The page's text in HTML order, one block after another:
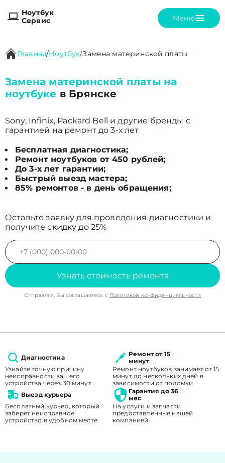
Ноутбук
Сервис
Меню
Главная/Ноутбук/Замена материнской платы
Замена материнской платы на
ноутбуке в Брянске
Sony, Infinix, Packard Bell и другие бренды с
гарантией на ремонт до 3-х лет
Бесплатная диагностика;
Ремонт ноутбуков от 450 рублей;
До 3-х лет гарантии;
Быстрый выезд мастера;
85% ремонтов - в день обращения;
Оставьте заявку для проведения диагностики и
получите скидку до 25%
Узнать стоимость ремонта
Отправляя, Вы соглашаетесь с Политикой конфиденциальности
Диагностика
Узнайте точную причину
неисправности вашего
устройства через 30 минут
Ремонт от 15
минут
Ремонт ноутбуков занимает от 15
минут до нескольких дней в
зависимости от поломки
Выезд курьера
Бесплатный курьер, который
заберет неисправное
устройство в удобном месте.
Гарантия до 36
мес
На услуги и запчасти
предоставленные нашей
компанией